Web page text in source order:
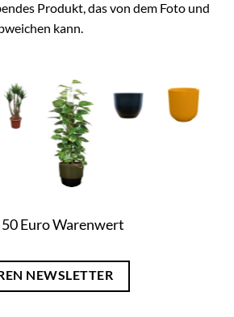
Produkt, das von dem Foto und
kann.
Euro Warenwert
NEWSLETTER